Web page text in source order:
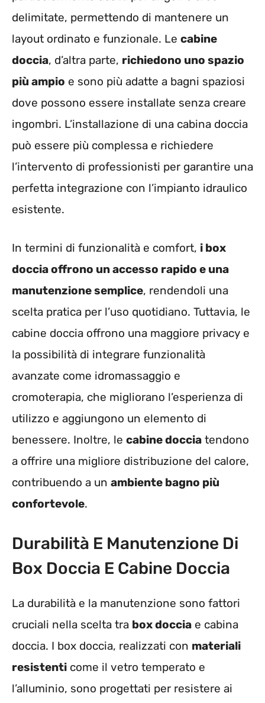
delimitate, permettendo di mantenere un
layout ordinato e funzionale. Le cabine
doccia, d’altra parte, richiedono uno spazio
più ampio e sono più adatte a bagni spaziosi
dove possono essere installate senza creare
ingombri. L’installazione di una cabina doccia
può essere più complessa e richiedere
l’intervento di professionisti per garantire una
perfetta integrazione con l’impianto idraulico
esistente.
In termini di funzionalità e comfort, i box
doccia offrono un accesso rapido e una
manutenzione semplice, rendendoli una
scelta pratica per l’uso quotidiano. Tuttavia, le
cabine doccia offrono una maggiore privacy e
la possibilità di integrare funzionalità
avanzate come idromassaggio e
cromoterapia, che migliorano l’esperienza di
utilizzo e aggiungono un elemento di
benessere. Inoltre, le cabine doccia tendono
a offrire una migliore distribuzione del calore,
contribuendo a un ambiente bagno più
confortevole.
Durabilità E Manutenzione Di
Box Doccia E Cabine Doccia
La durabilità e la manutenzione sono fattori
cruciali nella scelta tra box doccia e cabina
doccia. I box doccia, realizzati con materiali
resistenti come il vetro temperato e
l’alluminio, sono progettati per resistere ai